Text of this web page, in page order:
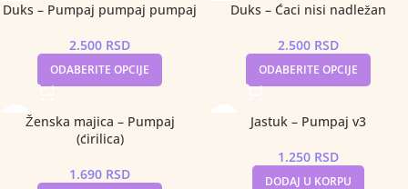
Duks – Pumpaj pumpaj pumpaj
2.500 RSD
ODABERITE OPCIJE
Duks – Ćaci nisi nadležan
2.500 RSD
ODABERITE OPCIJE
Ženska majica – Pumpaj
(ćirilica)
1.690 RSD
Jastuk – Pumpaj v3
1.250 RSD
DODAJ U KORPU